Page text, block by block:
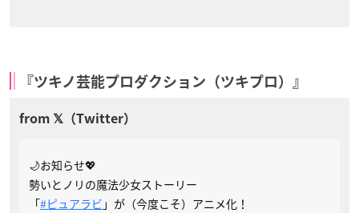
『ツキノ芸能プロダクション（ツキプロ）』
🌙お知らせ💖
勢いとノリの魔法少女ストーリー
「#ピュアラビ 」が（今度こそ）アニメ化！